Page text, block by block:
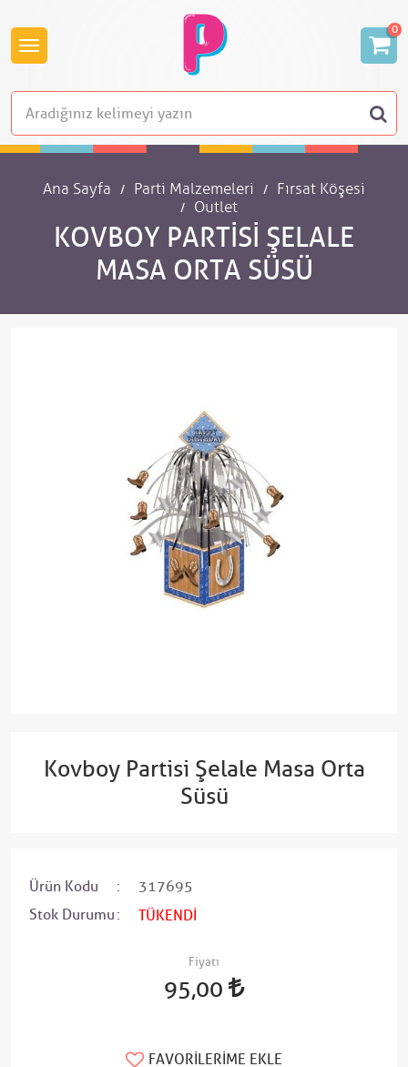
0
Ana Sayfa Parti Malzemeleri
Fırsat Köşesi
Outlet
KOVBOY PARTISI ŞELALE
MASA ORTA SÜSÜ
Kovboy Partisi Şelale Masa Orta
Süsü
Ürün Kodu
317695
Stok Durumu
TÜKENDİ
Fiyatı
95,00
FAVORILERIME EKLE